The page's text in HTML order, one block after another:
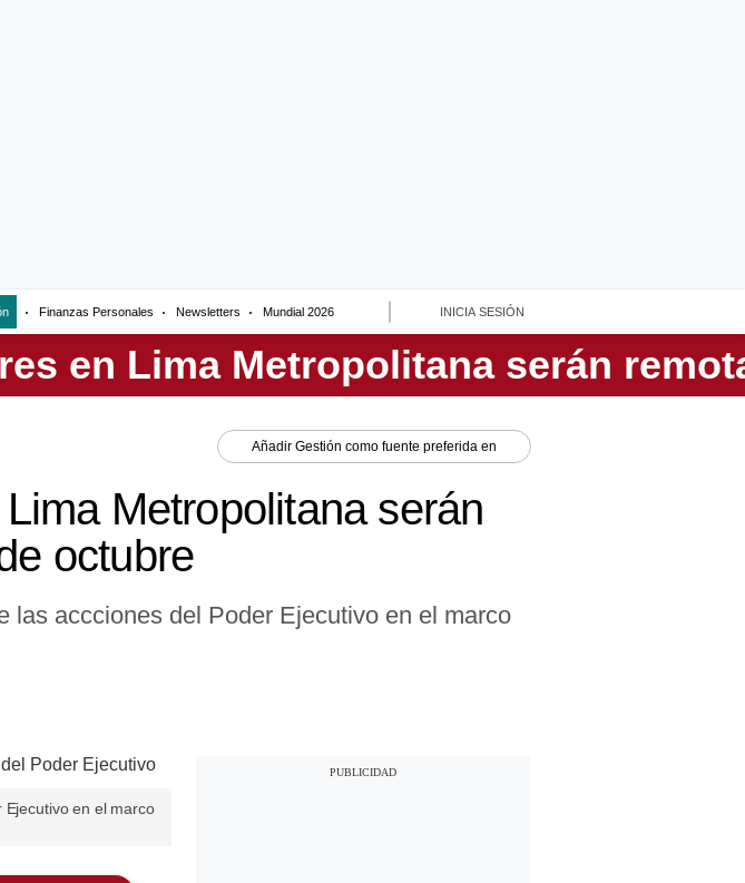
Finanzas Personales Newsletters Mundial 2026 INICIA SESIÓN
Añadir Gestión como fuente preferida en
Metropolitana serán
octubre
las accciones del Poder Ejecutivo en el marco
en el marco